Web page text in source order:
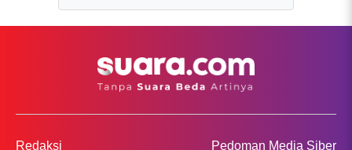
Redaksi Pedoman Media Siber